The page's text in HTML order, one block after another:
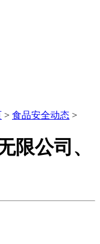
> 食品安全动态 >
限公司、